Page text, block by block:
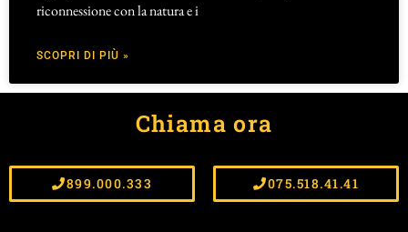
riconnessione con la natura e i
SCOPRI DI PIÙ »
Chiama ora
899.000.333 075.518.41.41